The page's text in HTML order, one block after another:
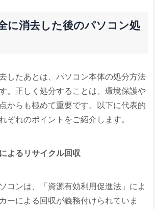
に消去した後のパソコン処
したあとは、パソコン本体の処分方法
。正しく処分することは、環境保護や
からも極めて重要です。以下に代表的
ぞれのポイントをご紹介します。
よるリサイクル回収
コンは、「資源有効利用促進法」によ
ーによる回収が義務付けられていま